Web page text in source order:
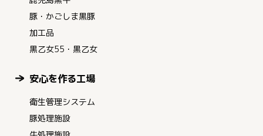
豚・かごしま黒豚
加工品
黒乙女55・黒乙女
安心を作る工場
衛生管理システム
豚処理施設